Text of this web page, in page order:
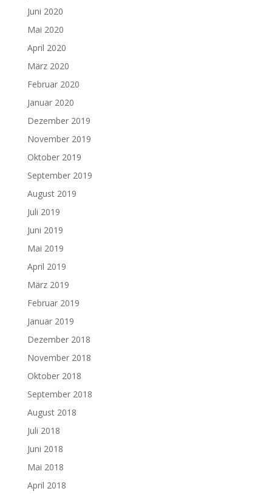
Juni 2020
Mai 2020
April 2020
März 2020
Februar 2020
Januar 2020
Dezember 2019
November 2019
Oktober 2019
September 2019
August 2019
Juli 2019
Juni 2019
Mai 2019
April 2019
März 2019
Februar 2019
Januar 2019
Dezember 2018
November 2018
Oktober 2018
September 2018
August 2018
Juli 2018
Juni 2018
Mai 2018
April 2018